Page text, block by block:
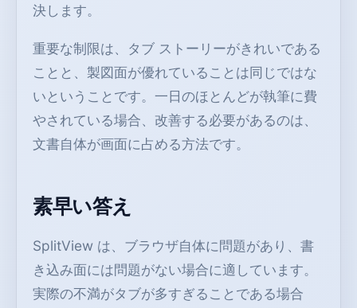
決します。
重要な制限は、タブ ストーリーがきれいである
ことと、製図面が優れていることは同じではな
いということです。一日のほとんどが執筆に費
やされている場合、改善する必要があるのは、
文書自体が画面に占める方法です。
素早い答え
SplitView は、ブラウザ自体に問題があり、書
き込み面には問題がない場合に適しています。
実際の不満がタブが多すぎることである場合